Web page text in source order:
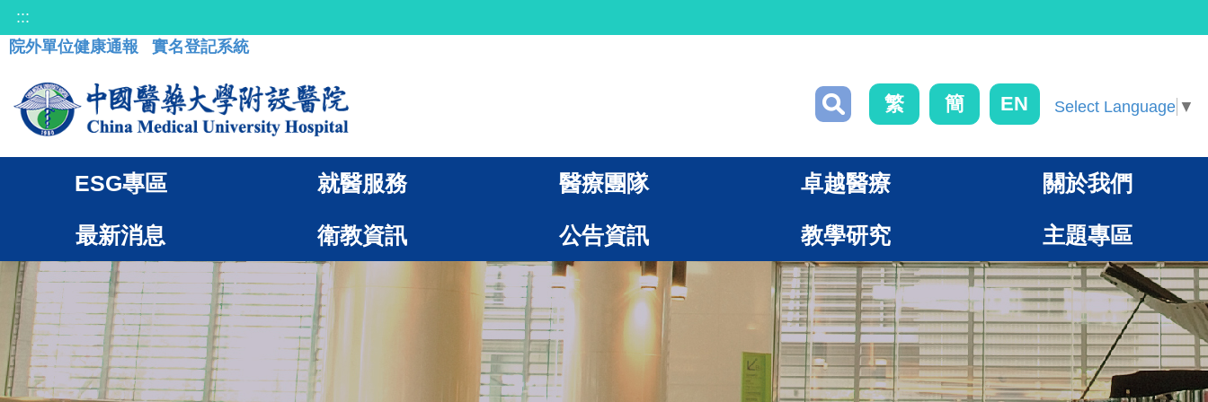
:::
院外單位健康通報
實名登記系統
繁 簡 EN Select Language ▼
ESG專區 就醫服務 醫療團隊 卓越醫療 關於我們
最新消息 衛教資訊 公告資訊 教學研究 主題專區